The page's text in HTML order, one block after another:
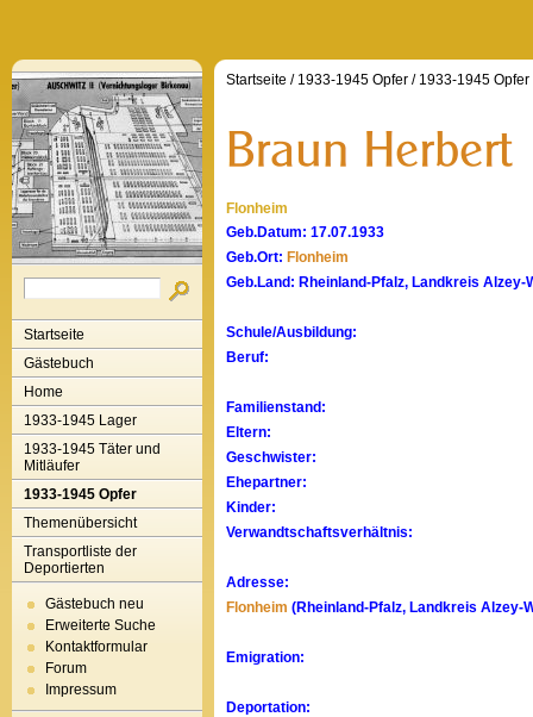
Startseite
Gästebuch
Home
1933-1945 Lager
1933-1945 Täter und
Mitläufer
1933-1945 Opfer
Themenübersicht
Transportliste der
Deportierten
Gästebuch neu
Erweiterte Suche
Kontaktformular
Forum
Impressum
Startseite / 1933-1945 Opfer / 1933-1945 Opfer
Flonheim
Geb.Datum: 17.07.1933
Geb.Ort: Flonheim
Geb.Land: Rheinland-Pfalz, Landkreis
Schule/Ausbildung:
Beruf:
Familienstand:
Eltern:
Geschwister:
Ehepartner:
Kinder:
Verwandtschaftsverhältnis:
Adresse:
Flonheim (Rheinland-Pfalz, Landkreis Alzey-
Emigration:
Deportation: